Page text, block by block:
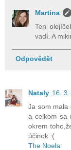
Martina
Ten
vadí. A
Odpovědět
Nataly 16.
Ja som mala
a celkom sa
okrem
účinok :(
The Noela